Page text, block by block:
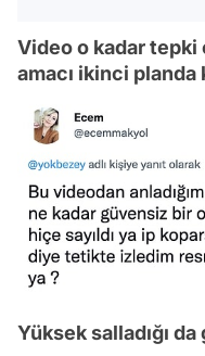
Video o kadar tepki
amacı ikinci planda
Yüksek salladığı da